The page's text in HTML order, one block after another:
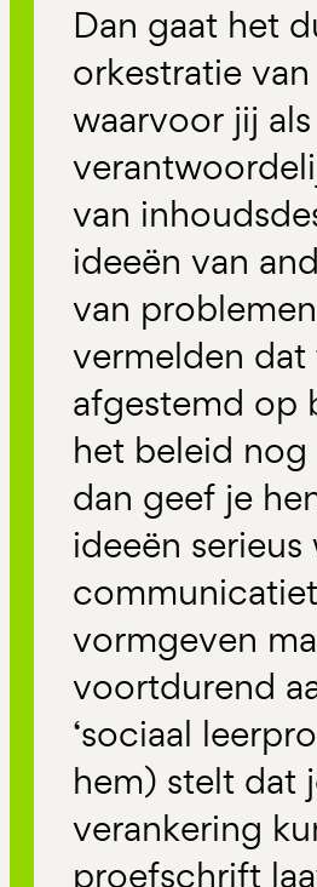
Dan gaat het
orkestratie
waarvoor jij
van
ideeën van
van
vermelden
afgestemd op
het beleid
dan geef je
ideeën
vormgeven
voortdurend
‘sociaal
hem) stelt dat
verankering
proefschrift